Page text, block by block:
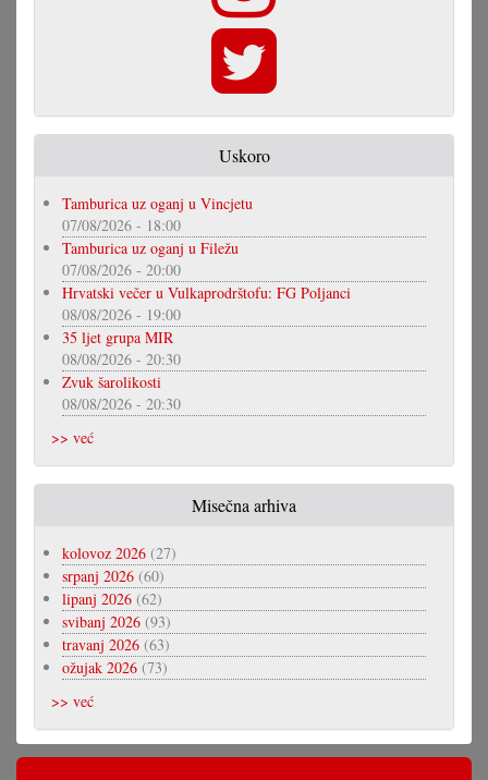
Uskoro
Tamburica uz oganj u Vincjetu
07/08/2026 - 18:00
Tamburica uz oganj u Filežu
07/08/2026 - 20:00
Hrvatski večer u Vulkaprodrštofu: FG Poljanci
08/08/2026 - 19:00
35 ljet grupa MIR
08/08/2026 - 20:30
Zvuk šarolikosti
08/08/2026 - 20:30
>> već
Misečna arhiva
kolovoz 2026 (27)
srpanj 2026 (60)
lipanj 2026 (62)
svibanj 2026 (93)
travanj 2026 (63)
ožujak 2026 (73)
>> već